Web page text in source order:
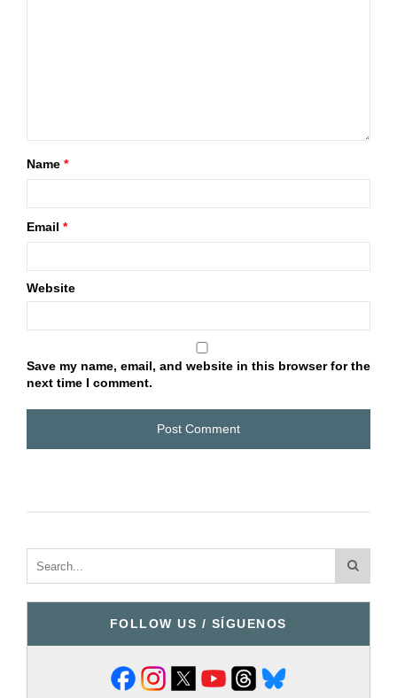
Name *
Email *
Website
Save my name, email, and website in this browser for the
next time I comment.
FOLLOW US / SÍGUENOS